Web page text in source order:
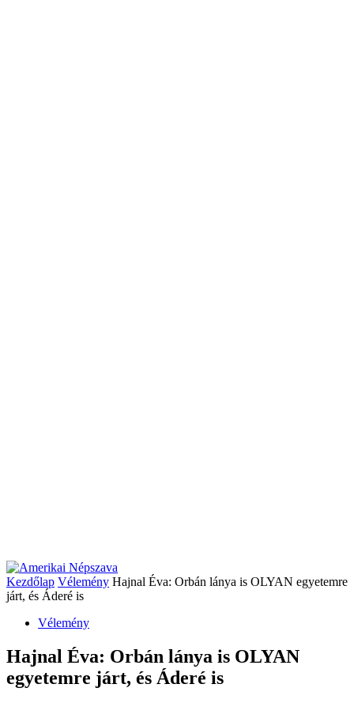
Kezdőlap Vélemény Hajnal Éva: Orbán lánya is OLYAN egyetemre
járt, és Áderé is
Vélemény
Hajnal Éva: Orbán lánya is OLYAN
egyetemre járt, és Áderé is